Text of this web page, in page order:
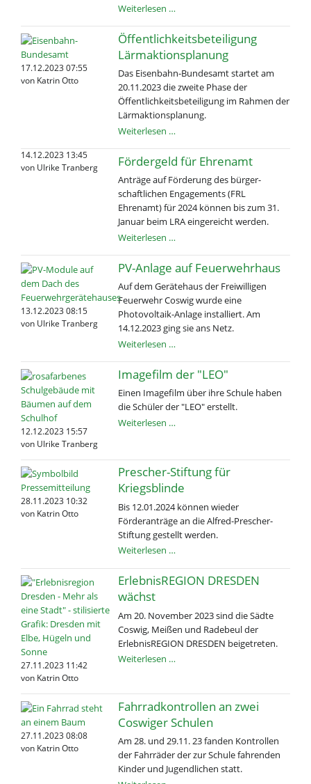
Weiterlesen …Stabile
trotz
steigender
Netzentgelte
17.12.2023 07:55
von Katrin Otto
Öffentlichkeitsbeteiligung
Lärmaktionsplanung
Das Eisenbahn-Bundesamt startet am
20.11.2023 die zweite Phase der
Öffentlichkeitsbeteiligung im Rahmen der
Lärmaktionsplanung.
Weiterlesen …Öffentlichkeitsbeteiligung
14.12.2023 13:45
von Ulrike Tranberg
Fördergeld für Ehrenamt
Anträge auf Förderung des bürger­
schaftlichen Engagements (FRL
Ehrenamt) für 2024 können bis zum 31.
Januar beim LRA eingereicht werden.
Weiterlesen …Fördergeld
Ehrenamt
13.12.2023 08:15
von Ulrike Tranberg
PV-Anlage auf Feuerwehrhaus
Auf dem Gerätehaus der Frei­willigen
Feuerwehr Coswig wurde eine
Photovoltaik-Anlage installiert. Am
14.12.2023 ging sie ans Netz.
Weiterlesen …PV-
auf
12.12.2023 15:57
von Ulrike Tranberg
Imagefilm der "LEO"
Einen Imagefilm über ihre Schule haben
die Schüler der "LEO" erstellt.
Weiterlesen …Imagefilm
28.11.2023 10:32
von Katrin Otto
Prescher-Stiftung für
Kriegsblinde
Bis 12.01.2024 können wieder
Förderanträge an die Alfred-Prescher-
Stiftung gestellt werden.
Weiterlesen …Prescher-
für
27.11.2023 11:42
von Katrin Otto
ErlebnisREGION DRESDEN
wächst
Am 20. November 2023 sind die Sädte
Coswig, Meißen und Radebeul der
ErlebnisREGION DRESDEN beigetreten.
Weiterlesen …ErlebnisREGION
27.11.2023 08:08
von Katrin Otto
Fahrradkontrollen an zwei
Coswiger Schulen
Am 28. und 29.11. 23 fanden Kontrollen
der Fahrräder der zur Schule fahrenden
Kinder und Jugendlichen statt.